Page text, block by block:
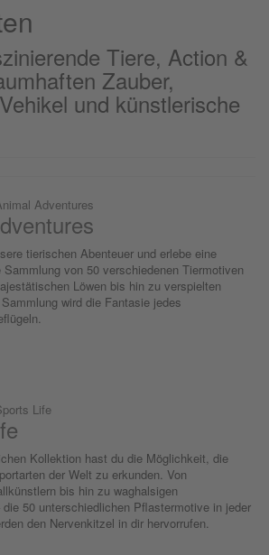
Tiere, Action &
Zauber,
und künstlerische
tierischen Abenteuer und erlebe eine
Sammlung von 50 verschiedenen Tiermotiven
Löwen bis hin zu verspielten
wird die Fantasie jedes
Kollektion hast du die Möglichkeit, die
der Welt zu erkunden. Von
bis hin zu waghalsigen
die 50 unterschiedlichen Pflastermotive in jeder
den Nervenkitzel in dir hervorrufen.